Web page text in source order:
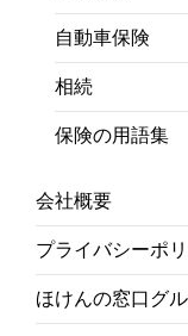
自動車保険
相続
保険の用語集
会社概要
プライバシーポ
ほけんの窓口グ